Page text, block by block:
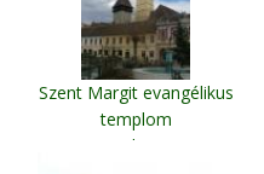
Szent Margit evangélikus
templom
Medgyes